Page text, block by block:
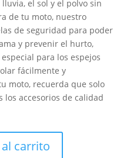
el sol y el polvo sin
de tu moto, nuestro
de seguridad para poder
y prevenir el hurto,
para los espejos
fácilmente y
moto, recuerda que solo
accesorios de calidad
carrito